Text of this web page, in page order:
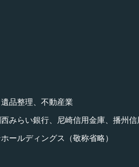
整理、不動産業
らい銀行、尼崎信用金庫、播州信
ディングス（敬称省略）